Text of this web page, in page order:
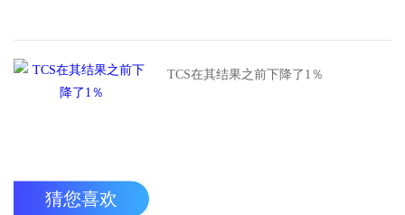
TCS在其结果之前下降了1％
猜您喜欢